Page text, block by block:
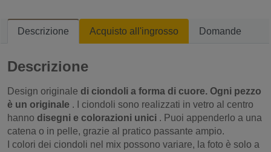
Descrizione Acquisto all'ingrosso Domande
Descrizione
Design originale di ciondoli a forma di cuore. Ogni pezzo
è un originale . I ciondoli sono realizzati in vetro al centro
hanno disegni e colorazioni unici . Puoi appenderlo a una
catena o in pelle, grazie al pratico passante ampio.
I colori dei ciondoli nel mix possono variare, la foto è solo a